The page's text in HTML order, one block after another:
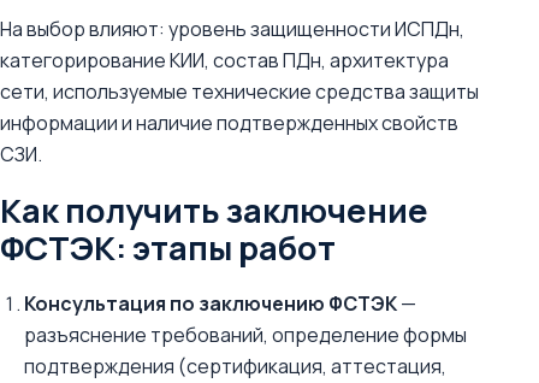
На выбор влияют: уровень защищенности ИСПДн,
категорирование КИИ, состав ПДн, архитектура
сети, используемые технические средства защиты
информации и наличие подтвержденных свойств
СЗИ.
Как получить заключение
ФСТЭК: этапы работ
Консультация по заключению ФСТЭК—
разъяснение требований, определение формы
подтверждения (сертификация, аттестация,